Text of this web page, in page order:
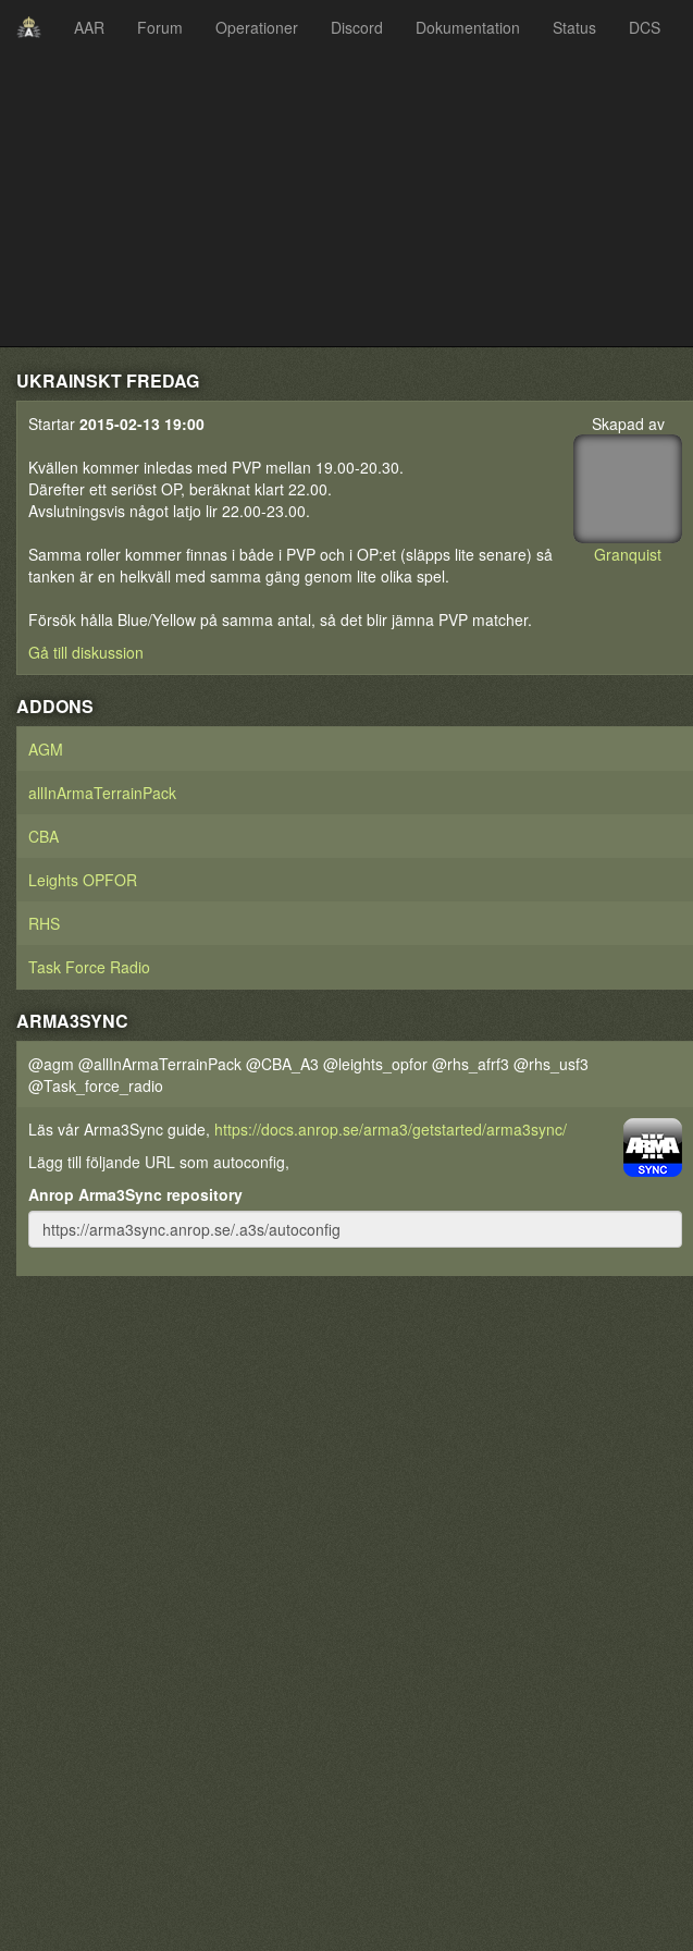
AAR Forum Operationer Discord Dokumentation Status DCS
UKRAINSKT FREDAG
Skapad av
Granquist
Startar 2015-02-13 19:00
Kvällen kommer inledas med PVP mellan 19.00-20.30.
Därefter ett seriöst OP, beräknat klart 22.00.
Avslutningsvis något latjo lir 22.00-23.00.
Samma roller kommer finnas i både i PVP och i OP:et (släpps lite senare) så
tanken är en helkväll med samma gäng genom lite olika spel.
Försök hålla Blue/Yellow på samma antal, så det blir jämna PVP matcher.
Gå till diskussion
ADDONS
AGM
allInArmaTerrainPack
CBA
Leights OPFOR
RHS
Task Force Radio
ARMA3SYNC
@agm @allInArmaTerrainPack @CBA_A3 @leights_opfor @rhs_afrf3 @rhs_usf3
@Task_force_radio
Läs vår Arma3Sync guide, https://docs.anrop.se/arma3/getstarted/arma3sync/
Lägg till följande URL som autoconfig,
Anrop Arma3Sync repository